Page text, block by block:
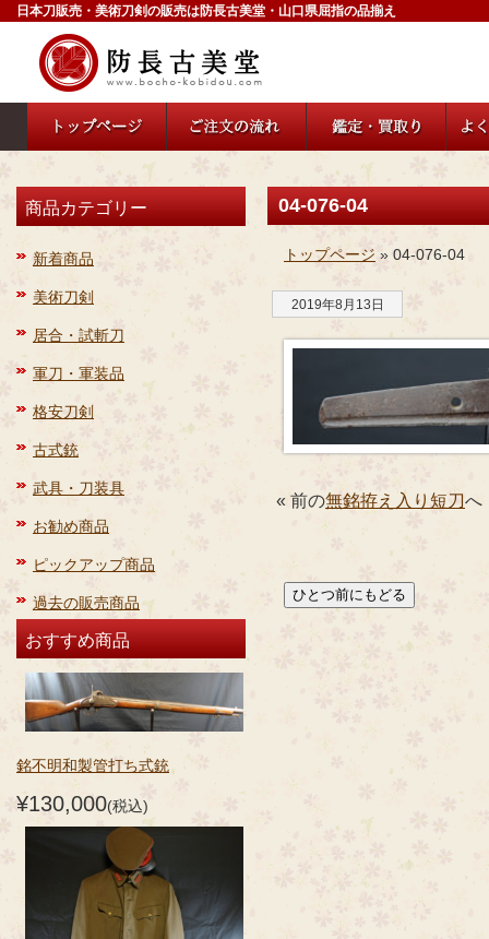
日本刀販売・美術刀剣の販売は防長古美堂・山口県屈指の品揃え
商品カテゴリー
新着商品
美術刀剣
居合・試斬刀
軍刀・軍装品
格安刀剣
古式銃
武具・刀装具
お勧め商品
ピックアップ商品
過去の販売商品
おすすめ商品
銘不明和製管打ち式銃
¥130,000(税込)
04-076-04
トップページ » 04-076-04
2019年8月13日
« 前の無銘拵え入り短刀へ